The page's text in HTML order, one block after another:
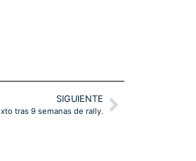
SIGUIENTE
tras 9 semanas de rally.